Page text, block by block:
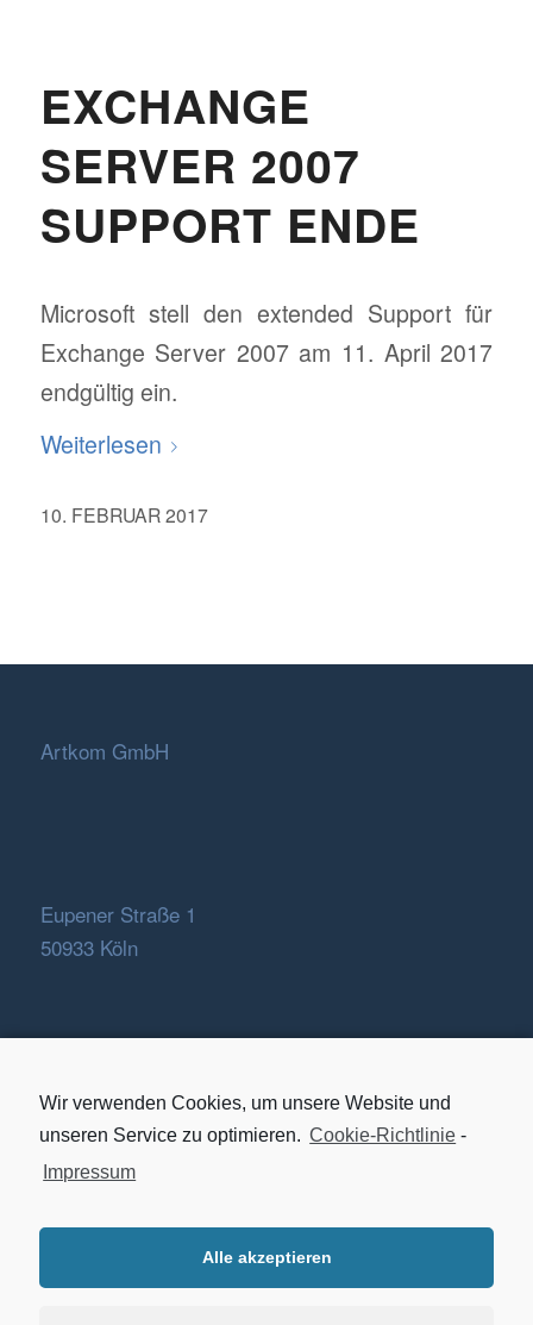
EXCHANGE
SERVER 2007
SUPPORT ENDE
Microsoft stell den extended Support für
Exchange Server 2007 am 11. April 2017
endgültig ein.
Weiterlesen
10. FEBRUAR 2017
Artkom GmbH
Eupener Straße 1
50933 Köln
Fon:+49 221 7593400
E-Mail: info@artkom.de
Wir verwenden Cookies, um unsere Website und
unseren Service zu optimieren. Cookie-Richtlinie -
Impressum
Alle akzeptieren